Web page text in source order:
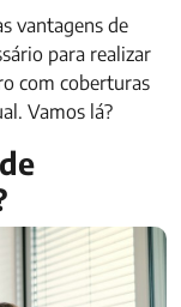
vantagens de
para realizar
com coberturas
Vamos lá?